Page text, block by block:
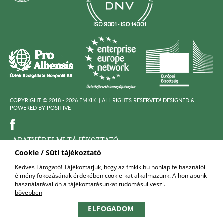
Cookie / Süti tájékoztató
Kedves Látogató! Tájékoztatjuk, hogy az fmkik.hu honlap felhasználói
élmény fokozásának érdekében cookie-kat alkalmazunk. A honlapunk
használatával ön a tájékoztatásunkat tudomásul veszi.
bővebben
ELFOGADOM
COPYRIGHT © 2018 - 2026 FMKIK. | ALL RIGHTS RESERVED! DESIGNED &
POWERED BY POSITIVE
ADATVÉDELMI TÁJÉKOZTATÓ
FELNŐTTKÉPZŐ SZERVEZET